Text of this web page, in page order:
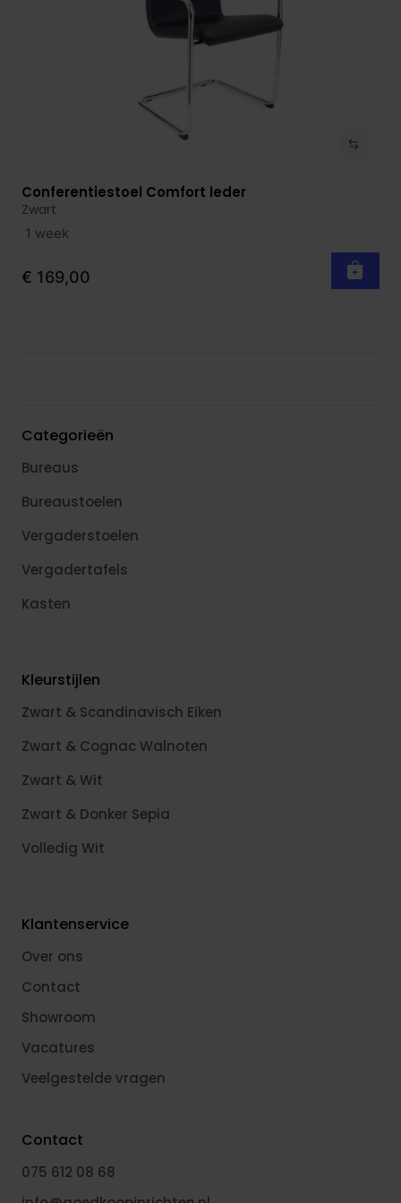
Bekijk product
Conferentiestoel Comfort leder
Zwart
1 week
€ 169,00
Categorieën
Bureaus
Bureaustoelen
Vergaderstoelen
Vergadertafels
Kasten
Kleurstijlen
Zwart & Scandinavisch Eiken
Zwart & Cognac Walnoten
Zwart & Wit
Zwart & Donker Sepia
Volledig Wit
Klantenservice
Over ons
Contact
Showroom
Vacatures
Veelgestelde vragen
Contact
075 612 08 68